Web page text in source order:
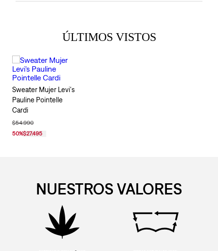
ÚLTIMOS VISTOS
Sweater Mujer Levi's
Pauline Pointelle
Cardi
$54.990
50%$27.495
NUESTROS VALORES